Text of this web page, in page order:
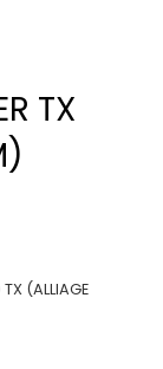
TX
(ALLIAGE